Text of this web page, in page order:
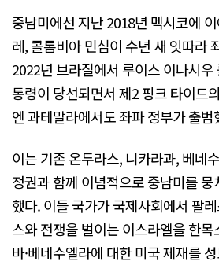
중남미에선 지난 2018년 멕시코에
레, 콜롬비아 민심이 수년 새 잇따라
2022년 브라질에서 루이스 이나시
통령이 당선되면서 제2 핑크 타이드
엔 과테말라에서도 좌파 정부가 출범
이는 기존 온두라스, 니카라과, 베네
정권과 함께 이념적으로 중남미를
했다. 이들 국가가 국제사회에서 팔
스와 전쟁을 벌이는 이스라엘을 한
바·베네수엘라에 대한 미국 제재를